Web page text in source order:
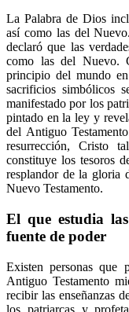
La Palabra de Dios
así como las del
declaró que las
como las del Nuevo.
principio del mundo
sacrificios simbólicos
manifestado por los
pintado en la ley y
del Antiguo
resurrección, Cristo
constituye los tesoros
resplandor de la gloria
Nuevo Testamento.
El que estudia
fuente de poder
Existen personas que
Antiguo Testamento
recibir las enseñanzas
los patriarcas y